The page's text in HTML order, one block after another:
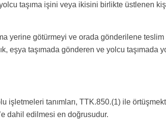
taşıma işini veya ikisini birlikte üstlenen
yerine götürmeyi ve orada gönderilene
eşya taşımada gönderen ve yolcu taşımada
işletmeleri tanımları, TTK.850.(1) ile
dahil edilmesi en doğrusudur.